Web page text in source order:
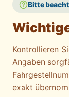
Bitte
Kontrollieren
Angaben
exakt